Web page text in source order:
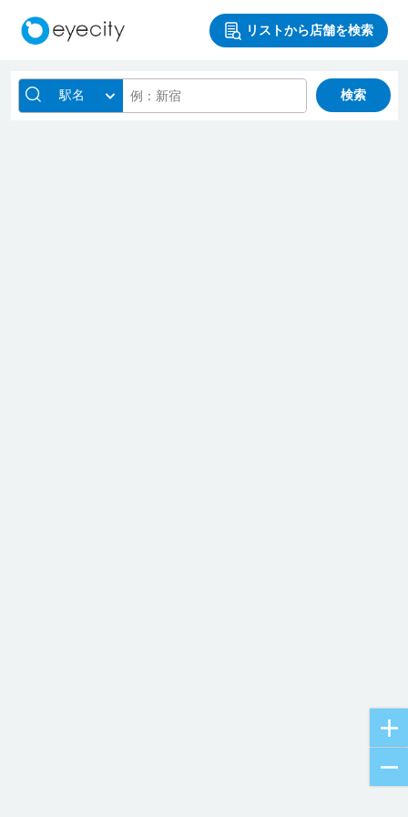
リストから店舗を検索
駅名 検索